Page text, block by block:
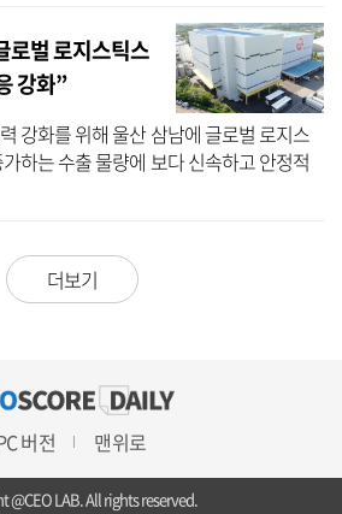
로벌 로지스틱스
강화”
강화를 위해 울산 삼남에 글로벌 로지스
하는 수출 물량에 보다 신속하고 안정적
. 19일 오뚜기에 따르면 삼남 글로벌 로지
더보기
버전 맨위로
@CEO LAB. All rights reserved.